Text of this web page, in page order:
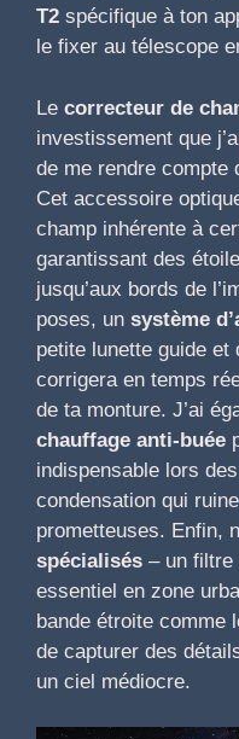
T2 spécifique à ton
le fixer au télescope
Le correcteur de
investissement que
de me rendre compte
Cet accessoire
champ inhérente à
garantissant des
jusqu’aux bords de
poses, un système
petite lunette guide et
corrigera en temps
de ta monture. J’ai
chauffage anti-buée
indispensable lors
condensation qui
prometteuses. Enfin,
spécialisés – un filtre
essentiel en zone
bande étroite comme
de capturer des
un ciel médiocre.